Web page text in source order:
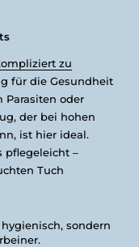
zu
für die Gesundheit
Parasiten oder
der bei hohen
ist hier ideal.
pflegeleicht –
Tuch
sondern